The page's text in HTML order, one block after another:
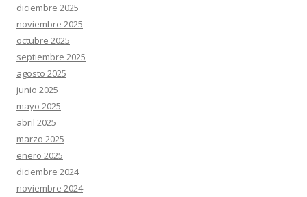
diciembre 2025
noviembre 2025
octubre 2025
septiembre 2025
agosto 2025
junio 2025
mayo 2025
abril 2025
marzo 2025
enero 2025
diciembre 2024
noviembre 2024